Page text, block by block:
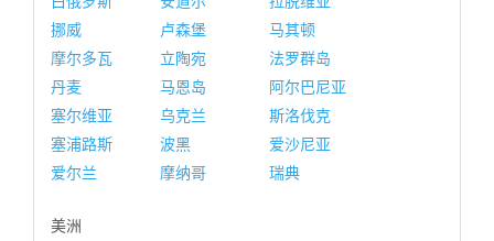
挪威
卢森堡
马其顿
摩尔多瓦
立陶宛
法罗群岛
丹麦
马恩岛
阿尔巴尼亚
塞尔维亚
乌克兰
斯洛伐克
塞浦路斯
波黑
爱沙尼亚
爱尔兰
摩纳哥 瑞典
美洲